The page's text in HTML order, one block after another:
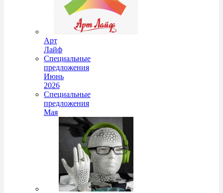
Арт
Лайф
Специальные
предложения
Июнь
2026
Специальные
предложения
Мая